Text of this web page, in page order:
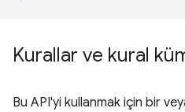
Kurallar ve kural
Bu API'yi kullanmak için bir